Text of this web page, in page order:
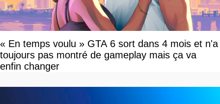
« En temps voulu » GTA 6 sort dans 4 mois et n'a
toujours pas montré de gameplay mais ça va
enfin changer